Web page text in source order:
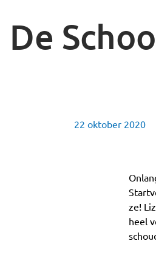
De
22 oktober 2020
ze!
heel